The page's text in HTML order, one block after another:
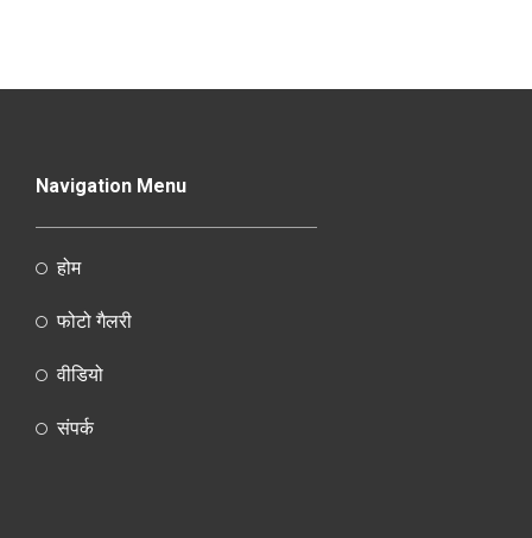
Navigation Menu
होम
फोटो गैलरी
वीडियो
संपर्क